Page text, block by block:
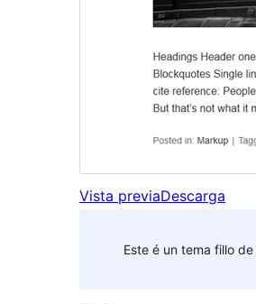
Vista previaDescarga
Este é un tema fillo de